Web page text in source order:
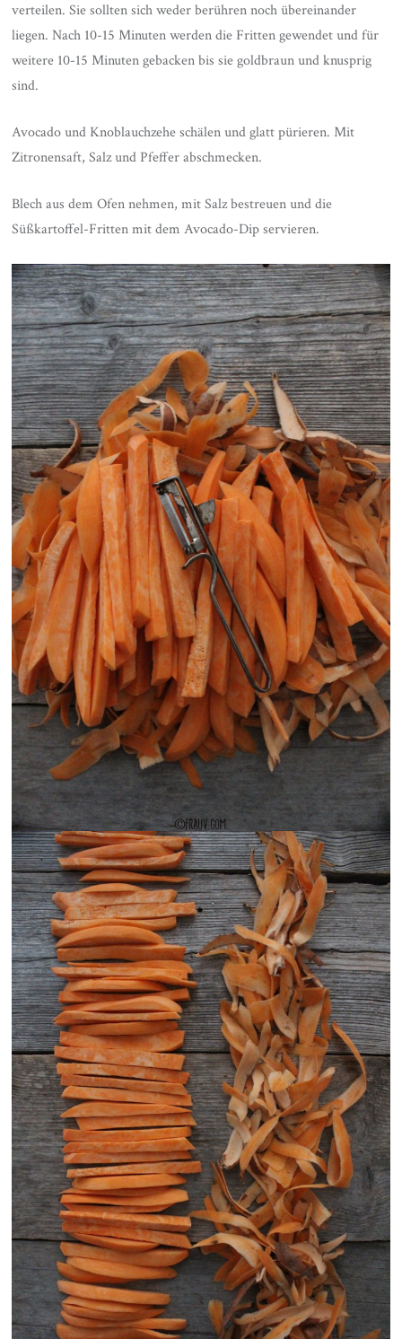
verteilen. Sie sollten sich weder berühren noch übereinander
liegen. Nach 10-15 Minuten werden die Fritten gewendet und für
weitere 10-15 Minuten gebacken bis sie goldbraun und knusprig
sind.
Avocado und Knoblauchzehe schälen und glatt pürieren. Mit
Zitronensaft, Salz und Pfeffer abschmecken.
Blech aus dem Ofen nehmen, mit Salz bestreuen und die
Süßkartoffel-Fritten mit dem Avocado-Dip servieren.